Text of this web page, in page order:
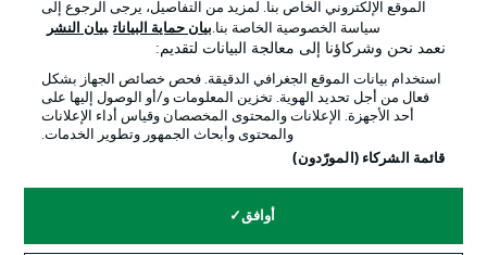
© 2026 Bundesliga-Gruppe GmbH
الموقع الإلكتروني الخاص بنا. لمزيد من التفاصيل، يرجى الرجوع إلى
سياسة الخصوصية الخاصة بنا.بيان حماية البيانات بيان النشر
نعمد نحن وشركاؤنا إلى معالجة البيانات لتقديم:
استخدام بيانات الموقع الجغرافي الدقيقة. فحص خصائص الجهاز بشكل
فعال من أجل تحديد الهوية. تخزين المعلومات و/أو الوصول إليها على
أحد الأجهزة. الإعلانات والمحتوى المخصصان وقياس أداء الإعلانات
والمحتوى وأبحاث الجمهور وتطوير الخدمات.
قائمة الشركاء (المورّدون)
أوافق